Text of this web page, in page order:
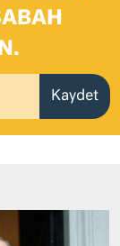
Kaydet